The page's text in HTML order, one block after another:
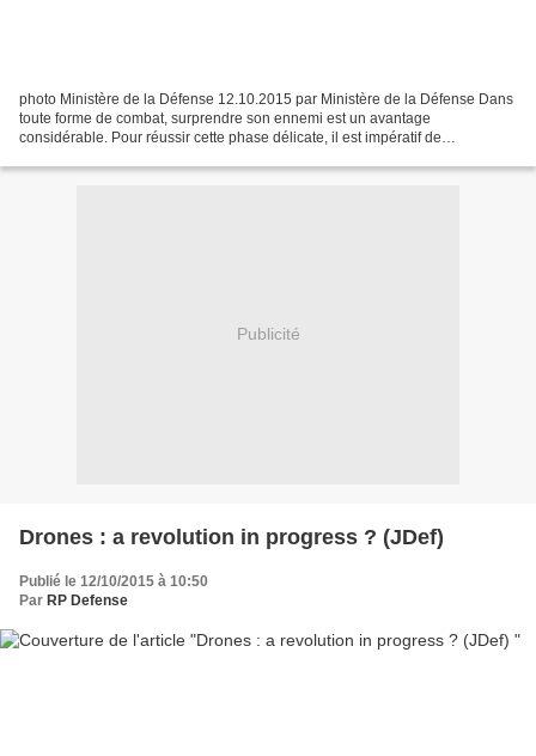
photo Ministère de la Défense 12.10.2015 par Ministère de la Défense Dans
toute forme de combat, surprendre son ennemi est un avantage
considérable. Pour réussir cette phase délicate, il est impératif de
Publicité
Drones : a revolution in progress ? (JDef)
Publié le 12/10/2015 à 10:50
Par RP Defense